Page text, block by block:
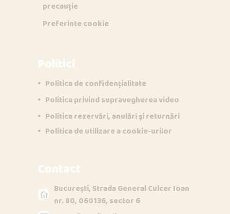
precauție
Preferinte cookie
Politici
Politica de confidențialitate
Politica privind supravegherea video
Politica rezervări, anulări și returnări
Politica de utilizare a cookie-urilor
Contact
București, Strada General Culcer Ioan
nr. 80, 060136, sector 6
O D Online acum